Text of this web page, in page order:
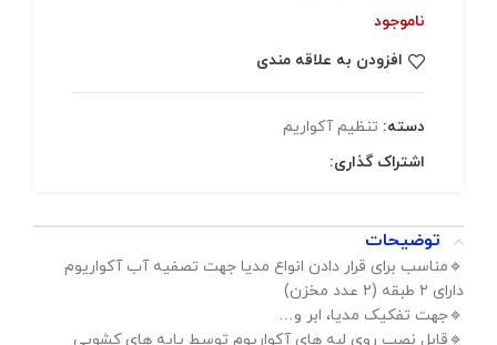
ناموجود
افزودن به علاقه مندی
دسته: تنظیم آکواریم
اشتراک گذاری:
توضیحات
🔹️مناسب برای قرار دادن انواع مدیا جهت تصفیه آب آکواریوم
دارای ۲ طبقه (۲ عدد مخزن)
🔹️جهت تفکیک مدیا، ابر و…
🔹️قابل نصب روی لبه های آکواریوم توسط پایه های کشویی